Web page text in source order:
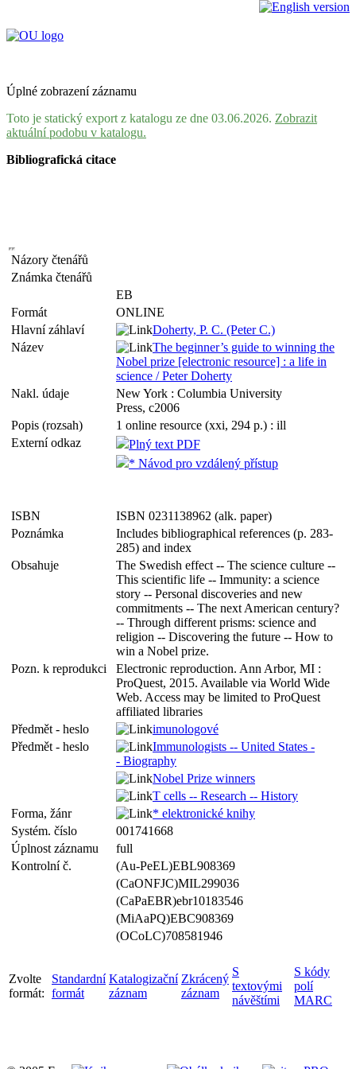
Úplné zobrazení záznamu
Toto je statický export z katalogu ze dne 03.06.2026. Zobrazit
aktuální podobu v katalogu.
Bibliografická citace
Názory čtenářů
Známka čtenářů
EB
Formát
ONLINE
Hlavní záhlaví
Doherty, P. C. (Peter C.)
Název
The beginner’s guide to winning the
Nobel prize [electronic resource] : a life in
science / Peter Doherty
Nakl. údaje
New York : Columbia University
Press, c2006
Popis (rozsah)
1 online resource (xxi, 294 p.) : ill
Externí odkaz
Plný text PDF
* Návod pro vzdálený přístup
ISBN
ISBN 0231138962 (alk. paper)
Poznámka
Includes bibliographical references (p. 283-
285) and index
Obsahuje
The Swedish effect -- The science culture --
This scientific life -- Immunity: a science
story -- Personal discoveries and new
commitments -- The next American century?
-- Through different prisms: science and
religion -- Discovering the future -- How to
win a Nobel prize.
Pozn. k reprodukci
Electronic reproduction. Ann Arbor, MI :
ProQuest, 2015. Available via World Wide
Web. Access may be limited to ProQuest
affiliated libraries
Předmět - heslo
imunologové
Předmět - heslo
Immunologists -- United States -
- Biography
Nobel Prize winners
T cells -- Research -- History
Forma, žánr
* elektronické knihy
Systém. číslo
001741668
Úplnost záznamu
full
Kontrolní č.
(Au-PeEL)EBL908369
(CaONFJC)MIL299036
(CaPaEBR)ebr10183546
(MiAaPQ)EBC908369
(OCoLC)708581946
Zvolte
formát:
Standardní
formát
Katalogizační
záznam
Zkrácený
záznam
S
textovými
návěštími
S kódy
polí
MARC